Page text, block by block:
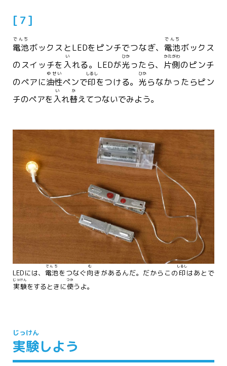
[７]
電池
でんち
ボックスとLEDをピンチでつなぎ、 電池
でんち
ボックス
のスイッチを 入
い
れる。LEDが光
ひか
ったら、 片側
かたがわ
のピンチ
のペアに油性
ゆせい
ペンで印
しるし
をつける。 光
ひか
らなかったらピン
チのペアを入
い
れ替
か
えてつないでみよう。
LEDには、 電池
でんち
をつなぐ向
む
きがあるんだ。だからこの 印
しるし
はあとで
実験
じっけん
をするときに使
つか
うよ。
実験
じっけん
しよう